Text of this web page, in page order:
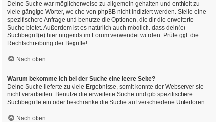
Deine Suche war möglicherweise zu allgemein gehalten und enthielt zu
viele gängige Wörter, welche von phpBB nicht indiziert werden. Stelle eine
spezifischere Anfrage und benutze die Optionen, die dir die erweiterte
Suche bietet. Außerdem ist es natürlich auch möglich, dass dein(e)
Suchbegriff(e) hier nirgends im Forum verwendet wurden. Prüfe ggf. die
Rechtschreibung der Begriffe!
Nach oben
Warum bekomme ich bei der Suche eine leere Seite?
Deine Suche lieferte zu viele Ergebnisse, somit konnte der Webserver sie
nicht verarbeiten. Benutze die erweiterte Suche und gib spezifischere
Suchbegriffe ein oder beschränke die Suche auf verschiedene Unterforen.
Nach oben